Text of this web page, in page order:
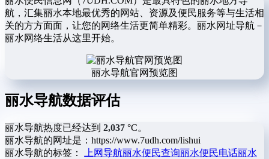
航，汇集丽水本地最优秀的网站、资源及便民服务等与生活相
关的方方面面，让您的网络生活更简单精彩。丽水网址导航－
丽水网络生活从这里开始。
丽水导航官网预览图
丽水导航数据评估
丽水导航热度已经达到 2,037 °C。
丽水导航的网址是：https://www.7udh.com/lishui
丽水导航的标签：
上网导航丽水便民查询丽水便民电话丽水